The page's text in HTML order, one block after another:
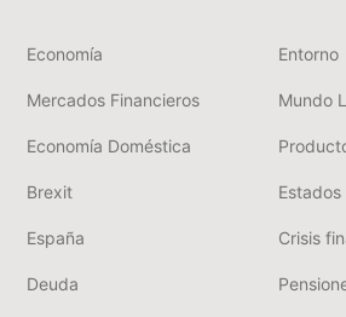
Economía Entorno
Mercados Financieros Mundo
Economía Doméstica
Brexit
España Crisis
Deuda